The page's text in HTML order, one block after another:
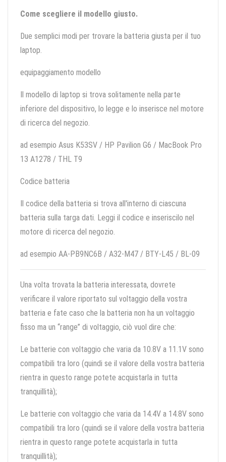
Come scegliere il modello giusto.
Due semplici modi per trovare la batteria giusta per il tuo
laptop.
equipaggiamento modello
Il modello di laptop si trova solitamente nella parte
inferiore del dispositivo, lo legge e lo inserisce nel motore
di ricerca del negozio.
ad esempio Asus K53SV / HP Pavilion G6 / MacBook Pro
13 A1278 / THL T9
Codice batteria
Il codice della batteria si trova all'interno di ciascuna
batteria sulla targa dati. Leggi il codice e inseriscilo nel
motore di ricerca del negozio.
ad esempio AA-PB9NC6B / A32-M47 / BTY-L45 / BL-09
Una volta trovata la batteria interessata, dovrete
verificare il valore riportato sul voltaggio della vostra
batteria e fate caso che la batteria non ha un voltaggio
fisso ma un “range” di voltaggio, ciò vuol dire che:
Le batterie con voltaggio che varia da 10.8V a 11.1V sono
compatibili tra loro (quindi se il valore della vostra batteria
rientra in questo range potete acquistarla in tutta
tranquillità);
Le batterie con voltaggio che varia da 14.4V a 14.8V sono
compatibili tra loro (quindi se il valore della vostra batteria
rientra in questo range potete acquistarla in tutta
tranquillità);